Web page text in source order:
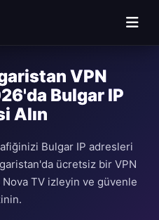
VPN
Bulgar IP
Alın
Bulgar IP adresleri
ücretsiz bir VPN
TV izleyin ve güvenle